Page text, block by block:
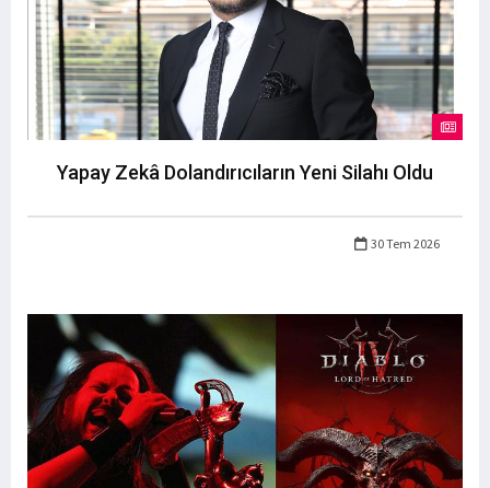
Yapay Zekâ Dolandırıcıların Yeni Silahı Oldu
30 Tem 2026